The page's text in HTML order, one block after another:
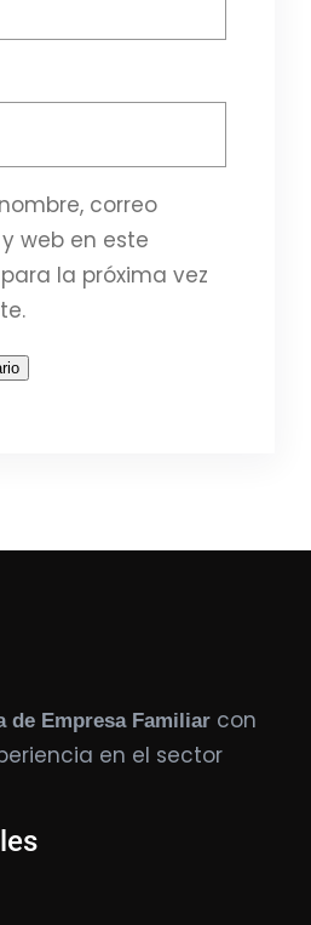
correo
web en este
la próxima vez
de Empresa Familiar con
en el sector